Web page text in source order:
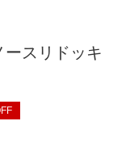
ースリドッキ